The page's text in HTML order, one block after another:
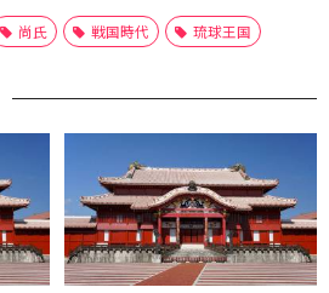
尚氏 戦国時代 琉球王国